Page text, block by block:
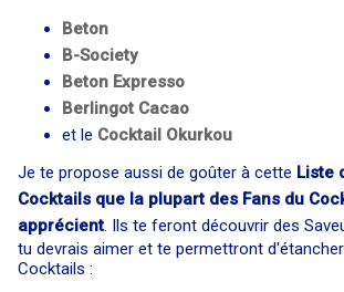
Beton
B-Society
Beton Expresso
Berlingot Cacao
et le Cocktail Okurkou
Je te propose aussi de goûter à cette Liste
Cocktails que la plupart des Fans du
apprécient. Ils te feront découvrir des
tu devrais aimer et te permettront
Cocktails :